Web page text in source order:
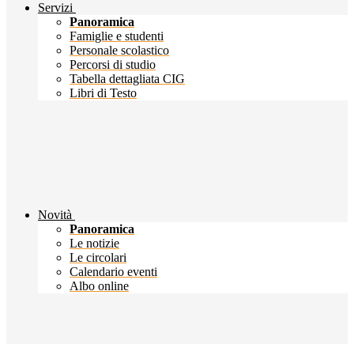
Servizi
Panoramica
Famiglie e studenti
Personale scolastico
Percorsi di studio
Tabella dettagliata CIG
Libri di Testo
Novità
Panoramica
Le notizie
Le circolari
Calendario eventi
Albo online